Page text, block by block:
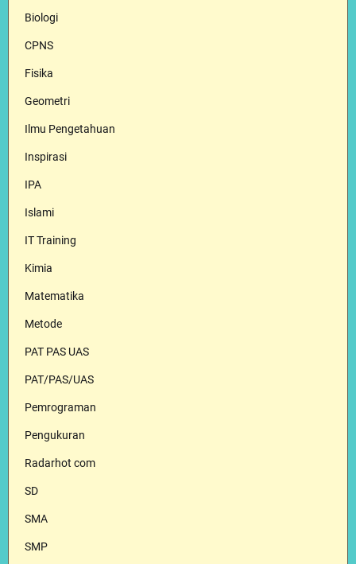
Biologi
CPNS
Fisika
Geometri
Ilmu Pengetahuan
Inspirasi
IPA
Islami
IT Training
Kimia
Matematika
Metode
PAT PAS UAS
PAT/PAS/UAS
Pemrograman
Pengukuran
Radarhot com
SD
SMA
SMP